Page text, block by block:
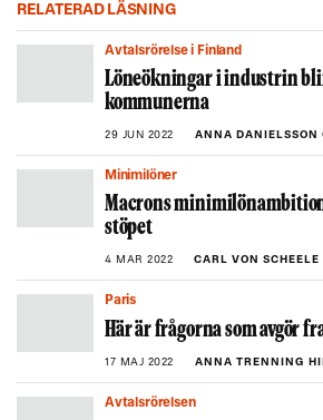
RELATERAD LÄSNING
Avtalsrörelse i Finland
Löneökningar i industrin
kommunerna
29 JUN 2022 ANNA DANIELSSON
Minimilöner
Macrons
stöpet
4 MAR 2022 CARL VON SCHEELE
Paris
Här är frågorna som avgör
17 MAJ 2022 ANNA TRENNING
Avtalsrörelsen